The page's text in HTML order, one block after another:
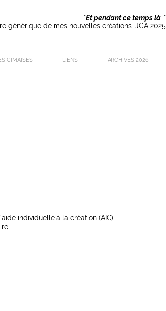
"Et pendant ce temps là …"
générique de mes nouvelles créations. JCA 2025
CIMAISES LIENS ARCHIVES 2026
individuelle à la création (AIC)